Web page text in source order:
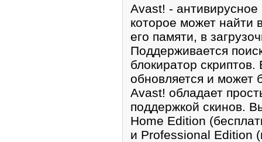
Avast! -
которое может найти
его памяти, в
Поддерживается
блокиратор
обновляется и может
Avast! обладает
поддержкой скинов.
Home Edition
и Professional Edition